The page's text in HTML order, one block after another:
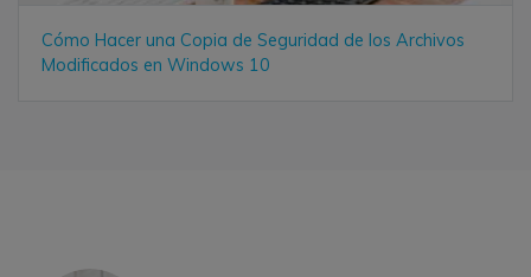
Cómo Hacer una Copia de Seguridad de los Archivos
Modificados en Windows 10